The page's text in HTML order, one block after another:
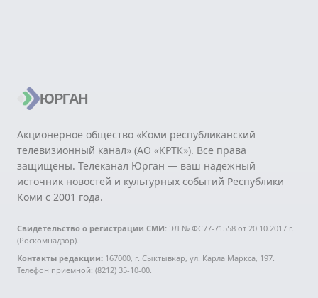
ЮРГАН
Акционерное общество «Коми республиканский
телевизионный канал» (АО «КРТК»). Все права
защищены. Телеканал Юрган — ваш надежный
источник новостей и культурных событий Республики
Коми с 2001 года.
Свидетельство о регистрации СМИ: ЭЛ № ФС77-71558 от 20.10.2017 г.
(Роскомнадзор).
Контакты редакции: 167000, г. Сыктывкар, ул. Карла Маркса, 197.
Телефон приемной: (8212) 35-10-00.